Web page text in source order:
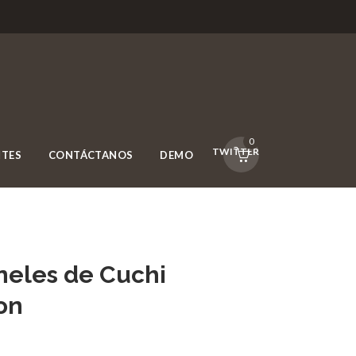
CONTÁCTANOS DEMO
0
FACEBOOK TWITTER
de Cuchi